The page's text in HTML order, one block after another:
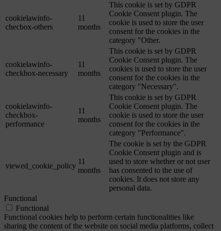
cookielawinfo-
checbox-others
11
months
This cookie is set by GDPR
Cookie Consent plugin. The
cookie is used to store the user
consent for the cookies in the
category "Other.
cookielawinfo-
checkbox-necessary
11
months
This cookie is set by GDPR
Cookie Consent plugin. The
cookies is used to store the user
consent for the cookies in the
category "Necessary".
cookielawinfo-
checkbox-
performance
11
months
This cookie is set by GDPR
Cookie Consent plugin. The
cookie is used to store the user
consent for the cookies in the
category "Performance".
viewed_cookie_policy
11
months
The cookie is set by the GDPR
Cookie Consent plugin and is
used to store whether or not user
has consented to the use of
cookies. It does not store any
personal data.
Functional
Functional
Functional cookies help to perform certain functionalities like
sharing the content of the website on social media platforms, collect